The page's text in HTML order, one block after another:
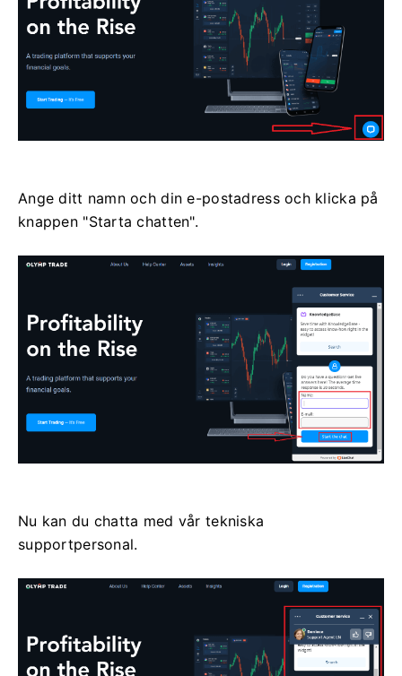
Ange ditt namn och din e-postadress och klicka på
knappen "Starta chatten".
Nu kan du chatta med vår tekniska
supportpersonal.